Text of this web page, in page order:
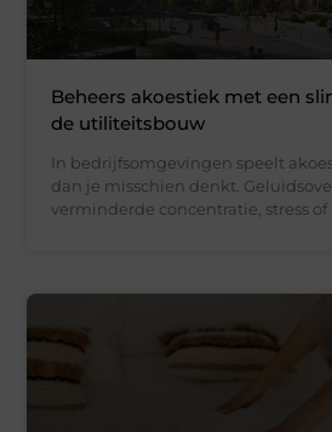
Beheers akoestiek met een
de utiliteitsbouw
In bedrijfsomgevingen speelt
dan je misschien denkt.
verminderde concentratie, stress of